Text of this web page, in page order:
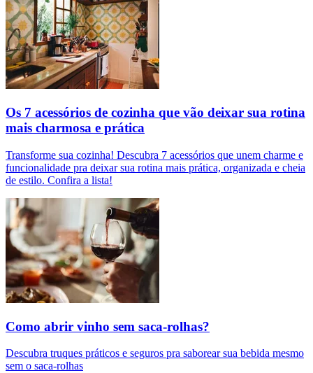
Os 7 acessórios de cozinha que vão deixar sua rotina
mais charmosa e prática
Transforme sua cozinha! Descubra 7 acessórios que unem charme e
funcionalidade pra deixar sua rotina mais prática, organizada e cheia
de estilo. Confira a lista!
Como abrir vinho sem saca-rolhas?
Descubra truques práticos e seguros pra saborear sua bebida mesmo
sem o saca-rolhas